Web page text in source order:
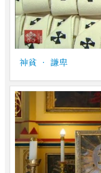
神貧 ‧ 謙卑